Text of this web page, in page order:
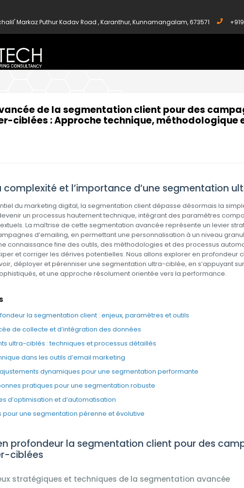
Markaz Puthur Kadav Road , Karanthur, Kunnamangalam, 673571
OPTIMISATION AVANCÉE DE LA SEGMENTATION CLIENT POUR DES CAMPAGNES D’EMAILING
de la segmentation client pour des
ciblées : Approche technique, méthodologique
complexité et l’importance d’une segmentation
du marketing digital, la segmentation client dépasse désormais la
un processus hautement technique, intégrant des paramètres
La maîtrise de cette segmentation avancée représente un levier
d’emailing, en permettant une personnalisation à un niveau
connaissance fine des outils, des méthodologies et des processus
et corriger les dérives potentielles. Nous allons explorer en profondeur
déployer et pérenniser une segmentation ultra-ciblée, en s’appuyant
et une approche résolument orientée vers la performance.
la segmentation client : enjeux, paramètres et outils
de collecte et d’intégration des données
ultra-ciblés : techniques et processus détaillés
dans les outils d’email marketing
dynamiques pour une segmentation performante
pratiques pour une segmentation robuste
d’optimisation et d’automatisation
pour une segmentation pérenne et évolutive
profondeur la segmentation client pour des
ciblées
stratégiques et techniques de la segmentation avancée